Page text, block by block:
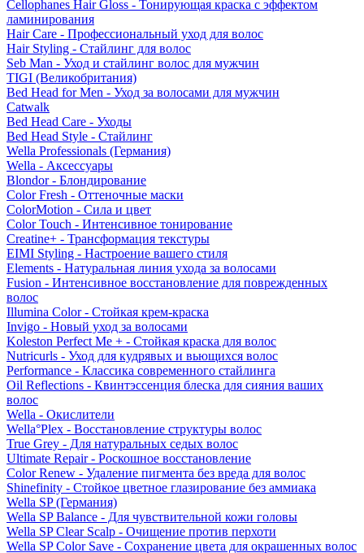
Cellophanes Hair Gloss - Тонирующая краска с эффектом
ламинирования
Hair Care - Профессиональный уход для волос
Hair Styling - Стайлинг для волос
Seb Man - Уход и стайлинг волос для мужчин
TIGI (Великобритания)
Bed Head for Men - Уход за волосами для мужчин
Catwalk
Bed Head Care - Уходы
Bed Head Style - Стайлинг
Wella Professionals (Германия)
Wella - Аксессуары
Blondor - Блондирование
Color Fresh - Оттеночные маски
ColorMotion - Сила и цвет
Color Touch - Интенсивное тонирование
Creatine+ - Трансформация текстуры
EIMI Styling - Настроение вашего стиля
Elements - Натуральная линия ухода за волосами
Fusion - Интенсивное восстановление для поврежденных
волос
Illumina Color - Стойкая крем-краска
Invigo - Новый уход за волосами
Koleston Perfect Me + - Стойкая краска для волос
Nutricurls - Уход для кудрявых и вьющихся волос
Performance - Классика современного стайлинга
Oil Reflections - Квинтэссенция блеска для сияния ваших
волос
Wella - Окислители
Wella°Plex - Восстановление структуры волос
True Grey - Для натуральных седых волос
Ultimate Repair - Роскошное восстановление
Color Renew - Удаление пигмента без вреда для волос
Shinefinity - Стойкое цветное глазирование без аммиака
Wella SP (Германия)
Wella SP Balance - Для чувствительной кожи головы
Wella SP Clear Scalp - Очищение против перхоти
Wella SP Color Save - Сохранение цвета для окрашенных волос